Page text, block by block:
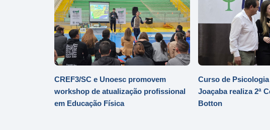
CREF3/SC e Unoesc promovem
workshop de atualização profissional
em Educação Física
Curso de
Joaçaba realiza 2ª
Botton